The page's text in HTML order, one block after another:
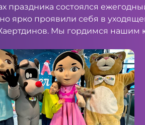
праздника состоялся
ярко проявили себя в
Мы гордимся нашим